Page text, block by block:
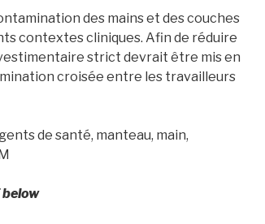
des mains et des couches
contextes cliniques. Afin de réduire
vestimentaire strict devrait être mis en
croisée entre les travailleurs
de santé, manteau, main,